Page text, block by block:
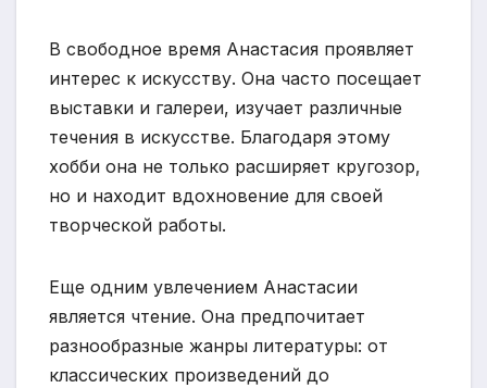
В свободное время Анастасия проявляет
интерес к искусству. Она часто посещает
выставки и галереи, изучает различные
течения в искусстве. Благодаря этому
хобби она не только расширяет кругозор,
но и находит вдохновение для своей
творческой работы.
Еще одним увлечением Анастасии
является чтение. Она предпочитает
разнообразные жанры литературы: от
классических произведений до